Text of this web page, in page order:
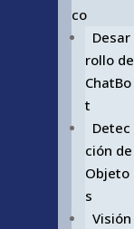
co
Desar
rollo de
ChatBo
t
Detec
ción de
Objeto
s
Visión